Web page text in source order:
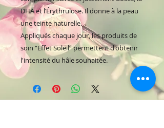
DHA et l’Érythrulose. Il donne à la peau
une teinte naturelle.
Appliqués chaque jour, les produits de
soin “Effet Soleil” permettent d'obtenir
l'intensité du hâle souhaitée.